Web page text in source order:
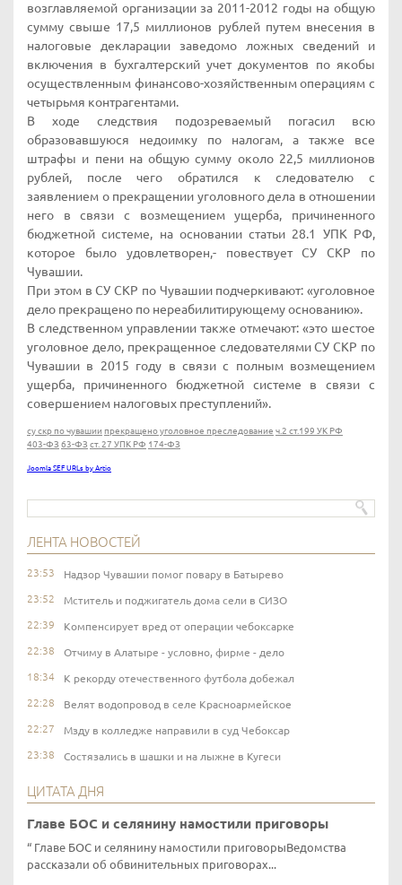
возглавляемой организации за 2011-2012 годы на общую
сумму свыше 17,5 миллионов рублей путем внесения в
налоговые декларации заведомо ложных сведений и
включения в бухгалтерский учет документов по якобы
осуществленным финансово-хозяйственным операциям с
четырьмя контрагентами.
В ходе следствия подозреваемый погасил всю
образовавшуюся недоимку по налогам, а также все
штрафы и пени на общую сумму около 22,5 миллионов
рублей, после чего обратился к следователю с
заявлением о прекращении уголовного дела в отношении
него в связи с возмещением ущерба, причиненного
бюджетной системе, на основании статьи 28.1 УПК РФ,
которое было удовлетворен,- повествует СУ СКР по
Чувашии.
При этом в СУ СКР по Чувашии подчеркивают: «уголовное
дело прекращено по нереабилитирующему основанию».
В следственном управлении также отмечают: «это шестое
уголовное дело, прекращенное следователями СУ СКР по
Чувашии в 2015 году в связи с полным возмещением
ущерба, причиненного бюджетной системе в связи с
совершением налоговых преступлений».
су скр по чувашии прекращено уголовное преследование ч.2 ст.199 УК РФ
403-ФЗ 63-ФЗ ст. 27 УПК РФ 174-ФЗ
Joomla SEF URLs by Artio
ЛЕНТА НОВОСТЕЙ
23:53 Надзор Чувашии помог повару в Батырево
23:52 Мститель и поджигатель дома сели в СИЗО
22:39 Компенсирует вред от операции чебоксарке
22:38 Отчиму в Алатыре - условно, фирме - дело
18:34 К рекорду отечественного футбола добежал
22:28 Велят водопровод в селе Красноармейское
22:27 Мзду в колледже направили в суд Чебоксар
23:38 Состязались в шашки и на лыжне в Кугеси
ЦИТАТА ДНЯ
Главе БОС и селянину намостили приговоры
Главе БОС и селянину намостили приговорыВедомства
рассказали об обвинительных приговорах...